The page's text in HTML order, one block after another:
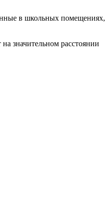
в школьных помещениях,
значительном расстоянии